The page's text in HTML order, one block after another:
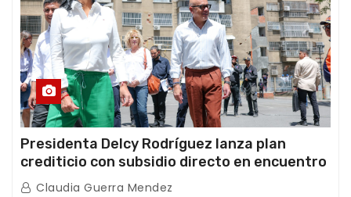
Presidenta Delcy Rodríguez lanza plan
crediticio con subsidio directo en encuentro
con Juntas de Condominio
Claudia Guerra Mendez